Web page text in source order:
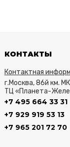
КОНТАКТЫ
Контактная
г.Москва, 86й км.
ТЦ «Планета-
+7 495 664 33 31
+7 929 919 53 13
+7 965 201 72 70